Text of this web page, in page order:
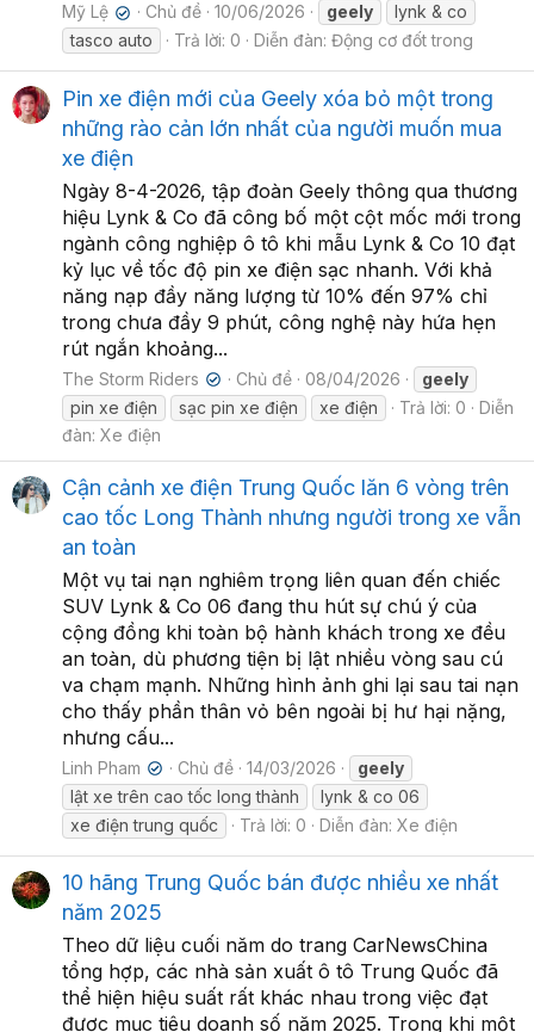
Mỹ Lệ ✔ Chủ đề 10/06/2026 geely
lynk & co
tasco auto
Trả lời: 0 Diễn đàn: Động cơ đốt trong
Pin xe điện mới của Geely xóa bỏ một trong
những rào cản lớn nhất của người muốn mua
xe điện
Ngày 8-4-2026, tập đoàn Geely thông qua thương
hiệu Lynk & Co đã công bố một cột mốc mới trong
ngành công nghiệp ô tô khi mẫu Lynk & Co 10 đạt
kỷ lục về tốc độ pin xe điện sạc nhanh. Với khả
năng nạp đầy năng lượng từ 10% đến 97% chỉ
trong chưa đầy 9 phút, công nghệ này hứa hẹn
rút ngắn khoảng...
The Storm Riders ✔ Chủ đề 08/04/2026
geely
pin xe điện
sạc pin xe điện xe điện Trả lời: 0
Diễn
đàn: Xe điện
Cận cảnh xe điện Trung Quốc lăn 6 vòng trên
cao tốc Long Thành nhưng người trong xe vẫn
an toàn
Một vụ tai nạn nghiêm trọng liên quan đến chiếc
SUV Lynk & Co 06 đang thu hút sự chú ý của
cộng đồng khi toàn bộ hành khách trong xe đều
an toàn, dù phương tiện bị lật nhiều vòng sau cú
va chạm mạnh. Những hình ảnh ghi lại sau tai nạn
cho thấy phần thân vỏ bên ngoài bị hư hại nặng,
nhưng cấu...
Linh Pham ✔ Chủ đề 14/03/2026
geely
lật xe trên cao tốc long thành
lynk & co 06
xe điện trung quốc
Trả lời: 0 Diễn đàn: Xe điện
10 hãng Trung Quốc bán được nhiều xe nhất
năm 2025
Theo dữ liệu cuối năm do trang CarNewsChina
tổng hợp, các nhà sản xuất ô tô Trung Quốc đã
thể hiện hiệu suất rất khác nhau trong việc đạt
được mục tiêu doanh số năm 2025. Trong khi một